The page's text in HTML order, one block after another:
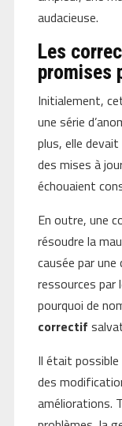
audacieuse.
Les
promises
Initialement,
une série
plus, elle
des mises à
échouaient
En outre, une
résoudre la
causée par
ressources par
pourquoi de
correctif
Il était possible
des
améliorations.